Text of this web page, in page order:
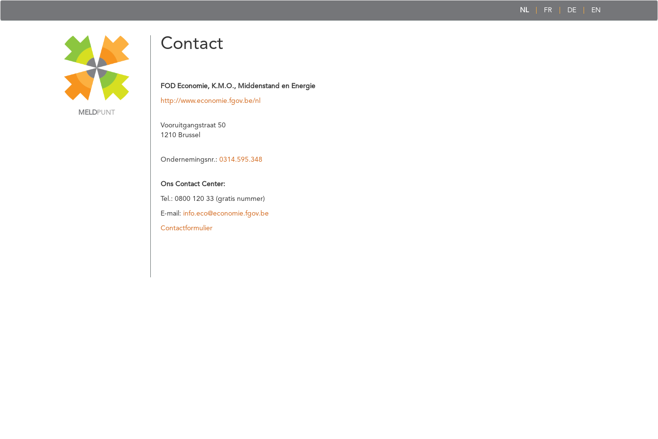
NL FR DE EN
MELDPUNT
Contact
FOD Economie, K.M.O., Middenstand en Energie
http://www.economie.fgov.be/nl
Vooruitgangstraat 50
1210 Brussel
Ondernemingsnr.: 0314.595.348
Ons Contact Center:
Tel.: 0800 120 33 (gratis nummer)
E-mail: info.eco@economie.fgov.be
Contactformulier